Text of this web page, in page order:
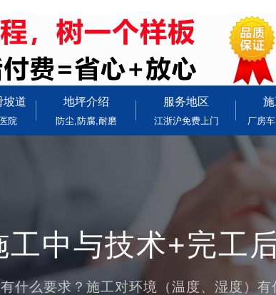
坡道
院
地坪介绍
防尘,防腐,耐磨
服务地区
江浙沪免费上门 厂房
中与技术+完工
什么要求？施工对环境（温度、湿度）